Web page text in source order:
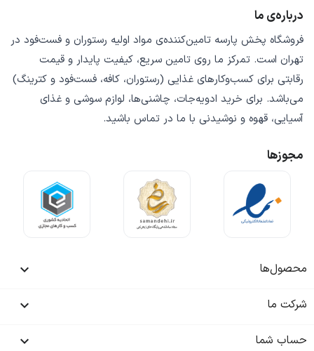
درباره‌ی ما
فروشگاه پخش پارسه تامین‌کننده‌ی مواد اولیه رستوران و فست‌فود در
تهران است. تمرکز ما روی تامین سریع، کیفیت پایدار و قیمت
رقابتی برای کسب‌وکارهای غذایی (رستوران، کافه، فست‌فود و کترینگ)
می‌باشد. برای خرید ادویه‌جات، چاشنی‌ها، لوازم سوشی و غذای
آسیایی، قهوه و نوشیدنی با ما در تماس باشید.
مجوزها
محصول‌ها 
شرکت ما 
حساب شما 